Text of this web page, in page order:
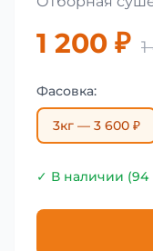
1 200 ₽
Фасовка:
3кг — 3 600 ₽
✓ В наличии (94